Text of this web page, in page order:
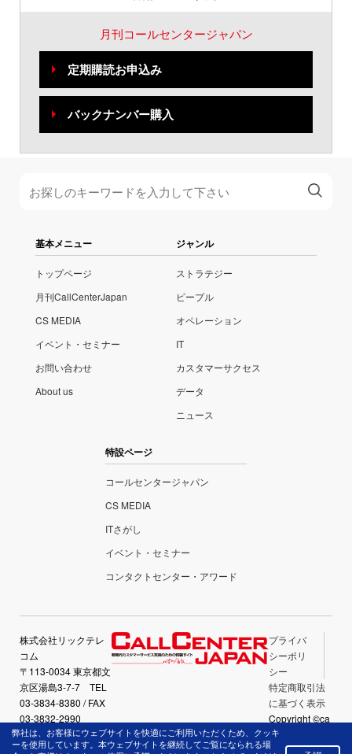
月刊コールセンタージャパン
定期購読お申込み
バックナンバー購入
基本メニュー
トップページ
月刊CallCenterJapan
CS MEDIA
イベント・セミナー
お問い合わせ
About us
ジャンル
ストラテジー
ピープル
オペレーション
IT
カスタマーサクセス
データ
ニュース
特設ページ
コールセンタージャパン
CS MEDIA
ITさがし
イベント・セミナー
コンタクトセンター・アワード
株式会社リックテレ
コム
〒113-0034 東京都文
京区湯島3-7-7 TEL
03-3834-8380 / FAX
03-3832-2990
プライバ
シーポリ
シー
特定商取引法
に基づく表示
Copyright ©ca
llcenter-japan.
com All Right
弊社は、お客様にウェブサイトを快適にご利用いただくため、クッキ
ーを使用しています。本ウェブサイトを継続してご覧になられる場